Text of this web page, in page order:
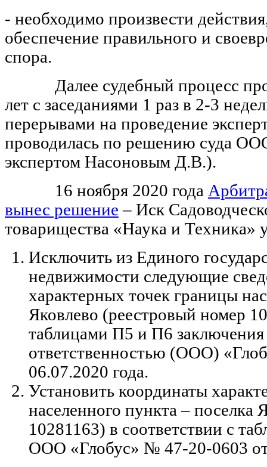
- необходимо произвести
обеспечение правильного и
спора.
Далее судебный процесс
лет с заседаниями 1 раз в 2-3
перерывами на проведение
проводилась по решению суда
экспертом Насоновым Д.В.).
16 ноября 2020 года
вынес решение – Иск
товарищества «Наука и Техника»
Исключить из Единого
недвижимости следующие
характерных точек границы
Яковлево (реестровый номер
таблицами П5 и П6
ответственностью (ООО)
06.07.2020 года.
Установить координаты
населенного пункта – поселка
10281163) в соответствии с
ООО «Глобус» № 47-20-0603 от